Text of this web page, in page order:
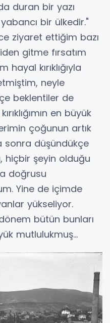
duran bir yazı
bir ülkedir."
ziyaret ettiğim bazı
gitme fırsatım
kırıklığıyla
neyle
beklentiler de
en büyük
çoğunun artık
sonra düşündükçe
hiçbir şeyin olduğu
doğrusu
Yine de içimde
yükseliyor.
bütün bunları
mutlulukmuş...